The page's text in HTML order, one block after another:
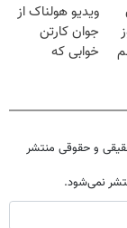
ویدیو هولناک از
جوان کارتن
خوابی که
و حقوقی منتشر
نمی‌شود.